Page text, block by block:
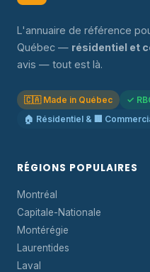
L'annuaire de référence
Québec — résidentiel et
avis — tout est là.
🇨🇦 Made in Québec
✓
🏠 Résidentiel & 🏢
RÉGIONS POPULAIRES
Montréal
Capitale-Nationale
Montérégie
Laurentides
Laval